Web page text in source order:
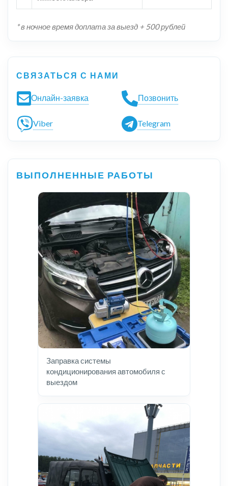
* в ночное время доплата за выезд + 500 рублей
СВЯЗАТЬСЯ С НАМИ
Онлайн-заявка Позвонить
Viber Telegram
ВЫПОЛНЕННЫЕ РАБОТЫ
Заправка системы
кондиционирования автомобиля с
выездом